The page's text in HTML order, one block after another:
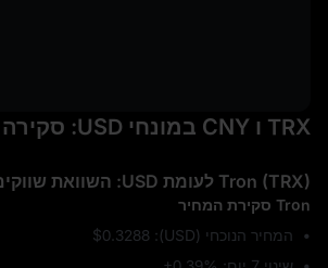
TRX ו CNY במונחי USD: סקירה ותובנות
Tron (TRX) לעומת USD: השוואת שווקים
Tron סקירת המחיר
המחיר הנוכחי (USD): $0.3288